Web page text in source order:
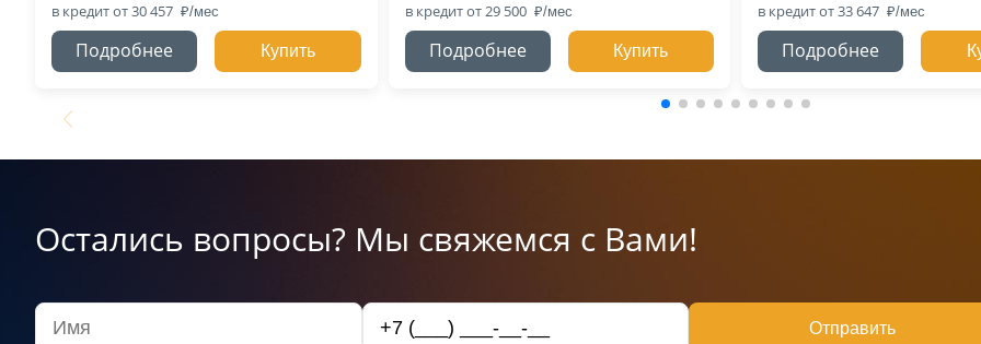
в кредитот 30 457
Подробнее Купить
в кредитот 29 500
Подробнее Купить
в кредитот 33 647
Подробнее
Остались вопросы? Мы свяжемся с Вами!
Отправить